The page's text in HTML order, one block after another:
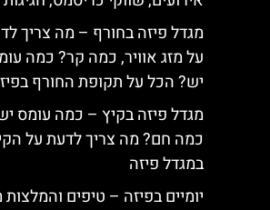
מגדל פיזה בחורף – מה צריך
על מזג אוויר, כמה קר? כמה
יש? הכל על תקופת החורף
מגדל פיזה בקיץ – כמה עומס
כמה חם? מה צריך לדעת על
במגדל פיזה
יומיים בפיזה – טיפים